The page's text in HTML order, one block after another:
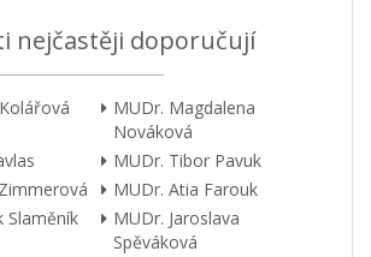
nejčastěji doporučují
MUDr. Magdalena
Nováková
MUDr. Tibor Pavuk
MUDr. Atia Farouk
Slaměník
MUDr. Jaroslava
Spěváková